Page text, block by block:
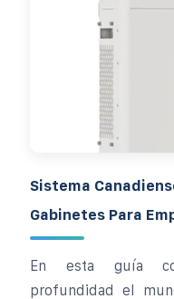
Sistema
Gabinetes Para
En esta guía
profundidad el